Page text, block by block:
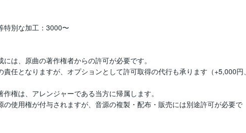
特別な加工：3000〜
は、原曲の著作権者からの許可が必要です。
責任となりますが、オプションとして許可取得の代行も承ります（+5,000円、
作権は、アレンジャーである当方に帰属します。
の使用権が付与されますが、音源の複製・配布・販売には別途許可が必要で